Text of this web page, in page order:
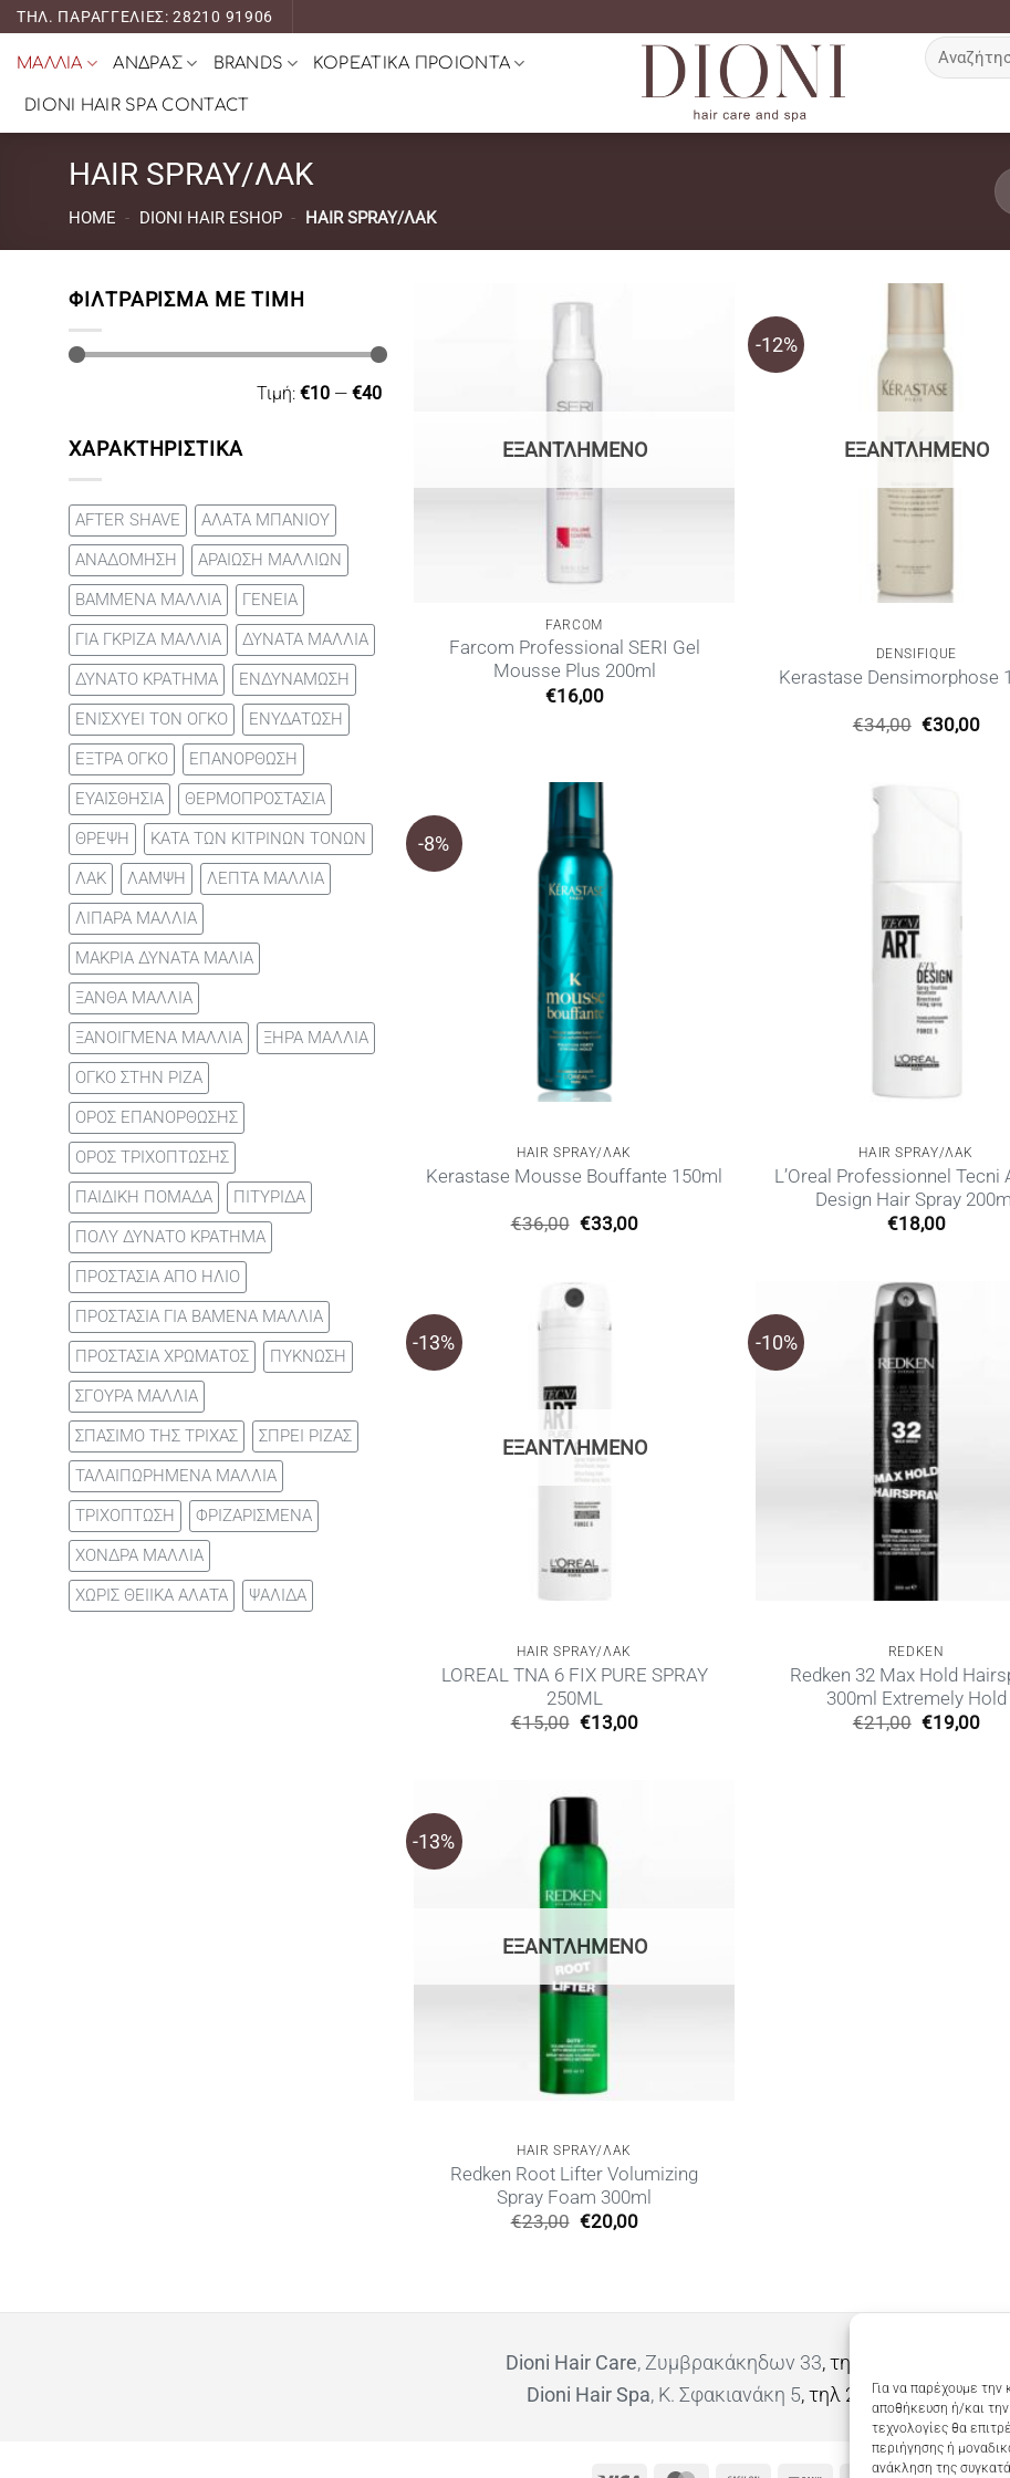
Για να παρέχουμε την
αποθήκευση ή/και
τεχνολογίες θα
περιήγησης ή
ανάκληση της
Μετάβαση
ΤΗΛ. ΠΑΡΑΓΓΕΛΙΕΣ: 28210 91906
ΜΑΛΛΙΑ ΑΝΔΡΑΣ BRANDS ΚΟΡΕΑΤΙΚΑ ΠΡΟΙΟΝΤΑ
DIONI HAIR SPA CONTACT
Αναζήτηση
για:
HAIR SPRAY/ΛΑΚ
HOME - DIONI HAIR ESHOP - HAIR SPRAY/ΛΑΚ
ΦΙΛΤΡΆΡΙΣΜΑ ΜΕ ΤΙΜΉ
Τιμή: €10— €40
ΧΑΡΑΚΤΗΡΙΣΤΙΚΑ
AFTER SHAVE
ΑΛΑΤΑ ΜΠΑΝΙΟΥ
ΑΝΑΔΟΜΗΣΗ
ΑΡΑΙΩΣΗ ΜΑΛΛΙΩΝ
ΒΑΜΜΕΝΑ ΜΑΛΛΙΑ
ΓΕΝΕΙΑ
ΓΙΑ ΓΚΡΙΖΑ ΜΑΛΛΙΑ
ΔΥΝΑΤΑ ΜΑΛΛΙΑ
ΔΥΝΑΤΟ ΚΡΑΤΗΜΑ
ΕΝΔΥΝΑΜΩΣΗ
ΕΝΙΣΧΥΕΙ ΤΟΝ ΟΓΚΟ
ΕΝΥΔΑΤΩΣΗ
ΕΞΤΡΑ ΟΓΚΟ
ΕΠΑΝΟΡΘΩΣΗ
ΕΥΑΙΣΘΗΣΙΑ
ΘΕΡΜΟΠΡΟΣΤΑΣΙΑ
ΘΡΕΨΗ
ΚΑΤΑ ΤΩΝ ΚΙΤΡΙΝΩΝ ΤΟΝΩΝ
ΛΑΚ
ΛΑΜΨΗ
ΛΕΠΤΑ ΜΑΛΛΙΑ
ΛΙΠΑΡΑ ΜΑΛΛΙΑ
ΜΑΚΡΙΑ ΔΥΝΑΤΑ ΜΑΛΙΑ
ΞΑΝΘΑ ΜΑΛΛΙΑ
ΞΑΝΟΙΓΜΕΝΑ ΜΑΛΛΙΑ
ΞΗΡΑ ΜΑΛΛΙΑ
ΟΓΚΟ ΣΤΗΝ ΡΙΖΑ
ΟΡΟΣ ΕΠΑΝΟΡΘΩΣΗΣ
ΟΡΟΣ ΤΡΙΧΟΠΤΩΣΗΣ
ΠΑΙΔΙΚΗ ΠΟΜΑΔΑ
ΠΙΤΥΡΙΔΑ
ΠΟΛΥ ΔΥΝΑΤΟ ΚΡΑΤΗΜΑ
ΠΡΟΣΤΑΣΙΑ ΑΠΟ ΗΛΙΟ
ΠΡΟΣΤΑΣΙΑ ΓΙΑ ΒΑΜΕΝΑ ΜΑΛΛΙΑ
ΠΡΟΣΤΑΣΙΑ ΧΡΩΜΑΤΟΣ
ΠΥΚΝΩΣΗ
ΣΓΟΥΡΑ ΜΑΛΛΙΑ
ΣΠΑΣΙΜΟ ΤΗΣ ΤΡΙΧΑΣ
ΣΠΡΕΙ ΡΙΖΑΣ
ΤΑΛΑΙΠΩΡΗΜΕΝΑ ΜΑΛΛΙΑ
ΤΡΙΧΟΠΤΩΣΗ
ΦΡΙΖΑΡΙΣΜΕΝΑ
ΧΟΝΔΡΑ ΜΑΛΛΙΑ
ΧΩΡΙΣ ΘΕΙΙΚΑ ΑΛΑΤΑ
ΨΑΛΙΔΑ
ΕΞΑΝΤΛΗΜΈΝΟ
FARCOM
Farcom Professional SERI Gel
Mousse Plus 200ml
€16,00
-12%
ΕΞΑΝΤΛΗΜΈΝΟ
DENSIFIQUE
Kerastase Densimorphose
€34,00 Original
€30,00Η
-8%
HAIR SPRAY/ΛΑΚ
Kerastase Mousse Bouffante 150ml
€36,00 Original
€33,00Η
HAIR SPRAY/ΛΑΚ
L’Oreal Professionnel Tecni
Design Hair Spray 200ml
€18,00
-13%
ΕΞΑΝΤΛΗΜΈΝΟ
HAIR SPRAY/ΛΑΚ
LOREAL TNA 6 FIX PURE SPRAY
250ML
€15,00 Original
€13,00Η
-10%
REDKEN
Redken 32 Max Hold
300ml Extremely Hold
€21,00 Original
€19,00Η
-13%
ΕΞΑΝΤΛΗΜΈΝΟ
HAIR SPRAY/ΛΑΚ
Redken Root Lifter Volumizing
Spray Foam 300ml
€23,00 Original
€20,00Η
Dioni Hair Care, Ζυμβρακάκηδων 33, τηλ 28210 91906
Dioni Hair Spa, Κ. Σφακιανάκη 5, τηλ 28210 94712